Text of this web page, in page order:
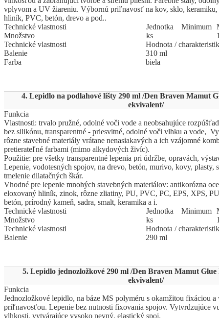
vplyvom a UV žiareniu. Výbornú priľnavosť na kov, sklo, keramiku,
hliník, PVC, betón, drevo a pod..
Technické vlastnosti
Jed­not­ka Mi­ni­mum
Množstvo
ks
Technické vlastnosti
Hodnota /
Balenie
310 ml
Farba
biela
4. Lepidlo na podlahové lišty 290 ml /Den Braven Mamut
ekvivalent/
Funkcia
Vlastnosti: trvalo pružné, odolné voči vode a neobsahujúce
bez silikónu, transparentné - priesvitné, odolné voči vlhku a vode,
rôzne stavebné materiály vrátane nenasiakavých a ich vzájomné
pretierateľné farbami (mimo alkydových živíc).
Použitie: pre všetky transparentné lepenia pri údržbe, opravách,
Lepenie, vodotesných spojov, na drevo, betón, murivo, kovy, plasty,
tmelenie dilatačných škár.
Vhodné pre lepenie mnohých stavebných materiálov: antikorózna
eloxovaný hliník, zinok, rôzne zliatiny, PU, PVC, PC, EPS, XPS,
betón, prírodný kameň, sadra, smalt, keramika a i.
Technické vlastnosti
Jed­not­ka Mi­ni­mum
Množstvo
ks
Technické vlastnosti
Hodnota /
Balenie
290 ml
5. Lepidlo jednozložkové 290 ml /Den Braven Mamut Glue
ekvivalent/
Funkcia
Jednozložkové lepidlo, na báze MS polyméru s okamžitou fixáciou
priľnavosťou. Lepenie bez nutnosti fixovania spojov. Vytvrdzujúce
vlhkosti, vytvárajúce vysoko pevný, elastický spoj.